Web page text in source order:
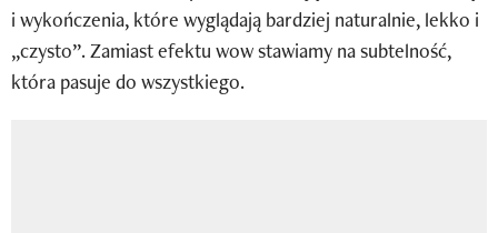
i wykończenia, które wyglądają bardziej naturalnie, lekko i
„czysto”. Zamiast efektu wow stawiamy na subtelność,
która pasuje do wszystkiego.